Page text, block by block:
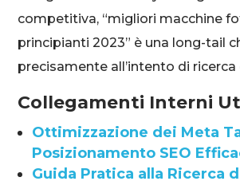
competitiva, “migliori macchine
principianti 2023” è una long-tail
precisamente all’intento di ricerca
Collegamenti Interni
Ottimizzazione dei Meta
Posizionamento SEO
Guida Pratica alla Ricerca